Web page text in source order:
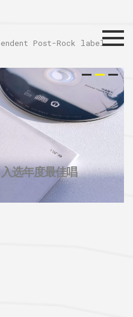
Post-Rock label
Menu
选年度最佳唱